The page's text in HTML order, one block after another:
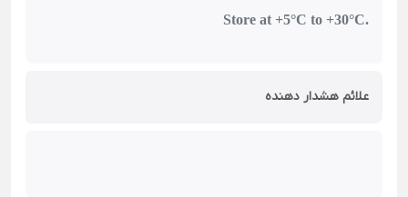
Store at +5°C to +30°C.
علائم هشدار دهنده